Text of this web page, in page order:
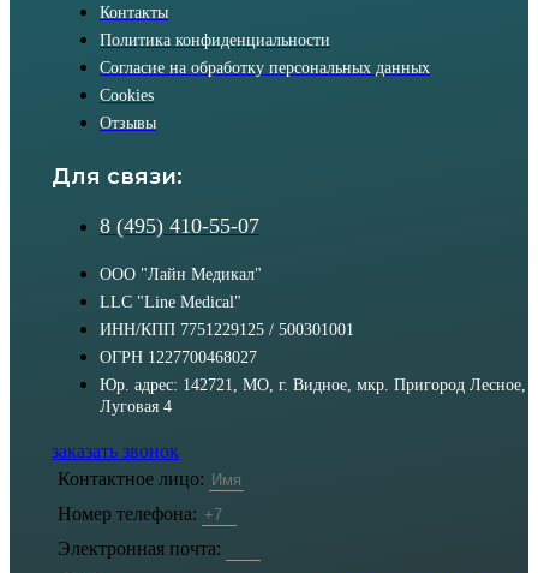
Контакты
Политика конфиденциальности
Согласие на обработку персональных данных
Cookies
Отзывы
Для связи:
8 (495) 410-55-07
ООО "Лайн Медикал"
LLC "Line Medical"
ИНН/КПП 7751229125 / 500301001
ОГРН 1227700468027
Юр. адрес: 142721, МО, г. Видное, мкр. Пригород Лесное,
Луговая 4
заказать звонок
Контактное лицо:
Номер телефона:
Электронная почта: